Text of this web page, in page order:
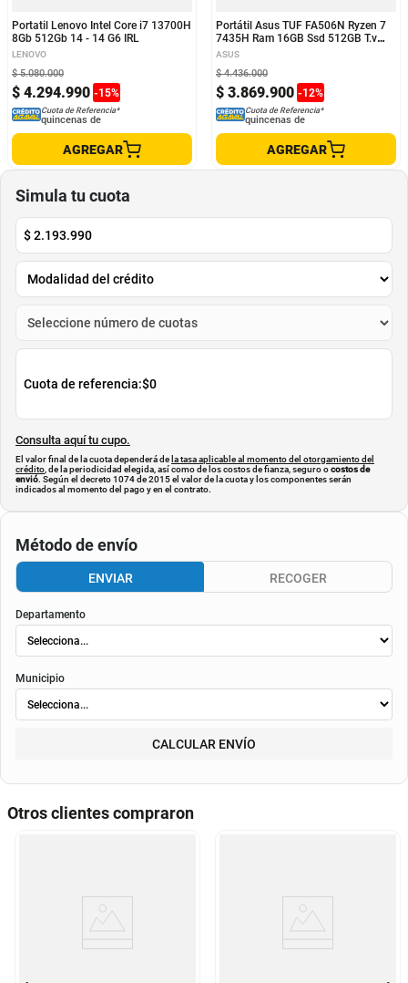
Portatil Lenovo Intel Core i7 13700H
8Gb 512Gb 14 - 14 G6 IRL
LENOVO
$ 4.294.990 -15%
$ 5.080.000
Cuota de Referencia*
quincenas de
AGREGAR
Portátil Asus TUF FA506N Ryzen 7
7435H Ram 16GB Ssd 512GB T.v
RTX 3050 4GB15.6? FHD
ASUS
$ 3.869.900 -12%
$ 4.436.000
Cuota de Referencia*
quincenas de
AGREGAR
Simula tu cuota
$2.193.990
Cuota de referencia:$0
Consulta aquí tu cupo.
El valor final de la cuota dependerá de la tasa aplicable al momento del otorgamiento del
crédito , de la periodicidad elegida, así como de los costos de fianza, seguro ocostos de
envió. Según el decreto 1074 de 2015 el valor de la cuota y los componentes serán
indicados al momento del pago y en el contrato.
Método de envío
ENVIAR RECOGER
Departamento
Municipio
CALCULAR ENVÍO
Otros clientes compraron